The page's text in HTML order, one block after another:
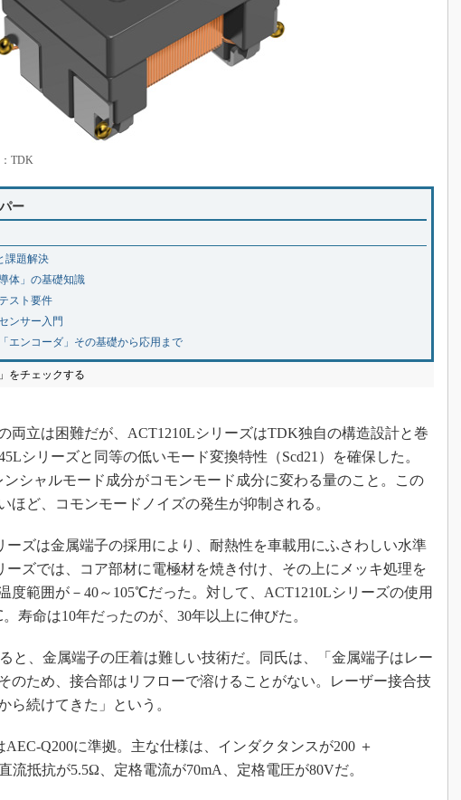
TDK
ー
課題解決
体」の基礎知識
スト要件
ンサー入門
エンコーダ」その基礎から応用まで
をチェックする
両立は困難だが、ACT1210LシリーズはTDK独自の構造設計と巻
シリーズと同等の低いモード変換特性（Scd21）を確保した。
ンシャルモード成分がコモンモード成分に変わる量のこと。この
ほど、コモンモードノイズの発生が抑制される。
ズは金属端子の採用により、耐熱性を車載用にふさわしい水準
ーズでは、コア部材に電極材を焼き付け、その上にメッキ処理を
度範囲が－40～105℃だった。対して、ACT1210Lシリーズの使用
寿命は10年だったのが、30年以上に伸びた。
と、金属端子の圧着は難しい技術だ。同氏は、「金属端子はレー
のため、接合部はリフローで溶けることがない。レーザー接合技
ら続けてきた」という。
Q200に準拠。主な仕様は、インダクタンスが200 ＋
流抵抗が5.5Ω、定格電流が70mA、定格電圧が80Vだ。